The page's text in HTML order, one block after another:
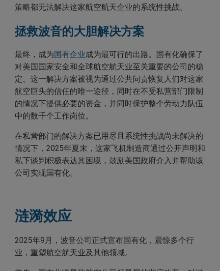
策略都无法解决这家航空航天企业的系统性挑战。
拯救波音的大胆解决方案
最终，成为国有企业成为最可行的出路。国有化确保了
对美国国家安全和全球航空航天业至关重要的公司的稳
定。这一解决方案被视为通过公共问责恢复人们对这家
航空巨头的信任的唯一途径，同时在不受私营部门限制
的情况下提供必要的资金，并同时保护整个劳动力队伍
中的数千个工作岗位。
在私营部门的解决方案已用尽且系统性挑战尚未解决的
情况下，2025年夏末，这家飞机制造商通过公开声明和
私下谈判积极表达其困境，鼓励美国政府介入并帮助该
公司实现国有化。
涟漪效应
2025年9月，波音公司正式宣布国有化，震惊多个行
业，重塑航空航天业及其他领域。